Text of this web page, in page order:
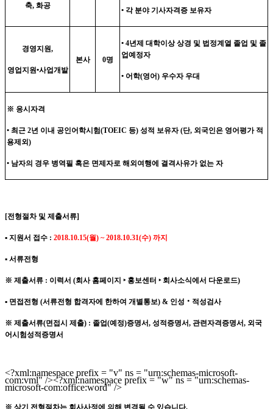
축, 화공
• 각 분야 기사자격증 보유자
경영지원,
영업지원•사업개발
본사 0명
• 4년제 대학이상 상경 및 법정계열 졸업 및 졸
업예정자
• 어학(영어) 우수자 우대
※ 응시자격
• 최근 2년 이내 공인어학시험(TOEIC 등) 성적 보유자(단, 외국인은 영어평가 적
용제외)
• 남자의 경우 병역필 혹은 면제자로 해외여행에 결격사유가 없는 자
[전형절차 및 제출서류]
▪ 지원서 접수 : 2018.10.15(월) ~ 2018.10.31(수) 까지
▪ 서류전형
※ 제출서류 : 이력서 (회사 홈페이지 ‣ 홍보센터 ‣ 회사소식에서 다운로드)
▪ 면접전형 (서류전형 합격자에 한하여 개별통보) & 인성 ‧ 적성검사
※ 제출서류(면접시 제출) : 졸업(예정)증명서, 성적증명서, 관련자격증명서, 외국
어시험성적증명서
<?xml:namespace prefix = "v" ns = "urn:schemas-microsoft-
com:vml" /><?xml:namespace prefix = "w" ns = "urn:schemas-
microsoft-com:office:word" />
※ 상기 전형절차는 회사사정에 의해 변경될 수 있습니다.